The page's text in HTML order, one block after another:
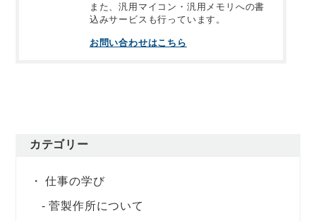
また、汎用マイコン・汎用メモリへの書
込みサービスも行っています。
お問い合わせはこちら
カテゴリー
仕事の学び
菅製作所について